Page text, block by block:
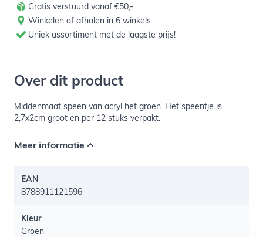
Gratis verstuurd vanaf €50,-
Winkelen of afhalen in 6 winkels
Uniek assortiment met de laagste prijs!
Over dit product
Middenmaat speen van acryl het groen. Het speentje is
2,7x2cm groot en per 12 stuks verpakt.
Meer informatie
EAN
8788911121596
Kleur
Groen